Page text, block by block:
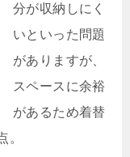
分が収納しにく
いといった問題
がありますが、
スペースに余裕
があるため着替
。